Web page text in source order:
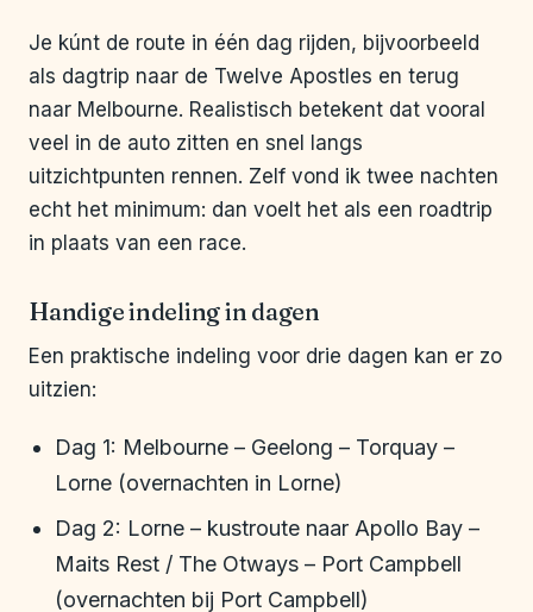
Je kúnt de route in één dag rijden, bijvoorbeeld
als dagtrip naar de Twelve Apostles en terug
naar Melbourne. Realistisch betekent dat vooral
veel in de auto zitten en snel langs
uitzichtpunten rennen. Zelf vond ik twee nachten
echt het minimum: dan voelt het als een roadtrip
in plaats van een race.
Handige indeling in dagen
Een praktische indeling voor drie dagen kan er zo
uitzien:
Dag 1: Melbourne – Geelong – Torquay –
Lorne (overnachten in Lorne)
Dag 2: Lorne – kustroute naar Apollo Bay –
Maits Rest / The Otways – Port Campbell
(overnachten bij Port Campbell)